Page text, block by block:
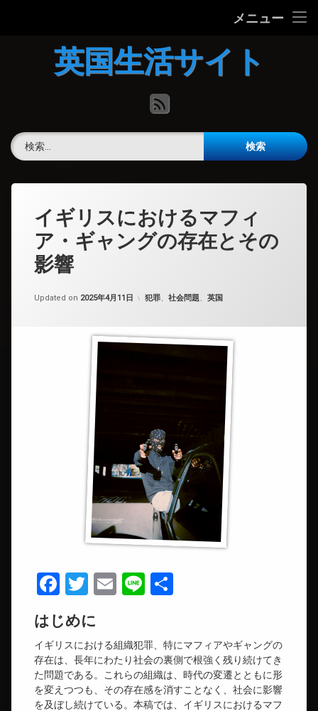
メニュー
英国の文化について
掲示板
英国生活サイト
RSS
イギリスにおけるマフィ
ア・ギャングの存在とその
影響
Updated on 2025年4月11日 カテゴリー:
犯罪、 社会問題、 英国
Facebook
Twitter
Email
Line
はじめに
イギリスにおける組織犯罪、特にマフィアやギャングの
存在は、長年にわたり社会の裏側で根強く残り続けてき
た問題である。これらの組織は、時代の変遷とともに形
を変えつつも、その存在感を消すことなく、社会に影響
を及ぼし続けている。本稿では、イギリスにおけるマフ